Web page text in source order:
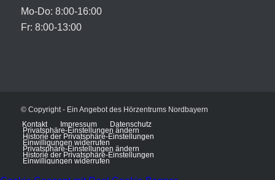
Mo-Do: 8:00-16:00
Fr: 8:00-13:00
© Copyright - Ein Angebot des Hörzentrums Nordbayern
Kontakt
Impressum Datenschutz
Privatsphäre-Einstellungen ändern
Historie der Privatsphäre-Einstellungen
Einwilligungen widerrufen
Privatsphäre-Einstellungen ändern
Historie der Privatsphäre-Einstellungen
Einwilligungen widerrufen